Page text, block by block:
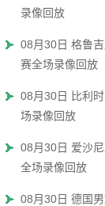
录像回放
08月30日 格鲁
赛全场录像回放
08月30日 比利
场录像回放
08月30日 爱沙
全场录像回放
08月30日 德国